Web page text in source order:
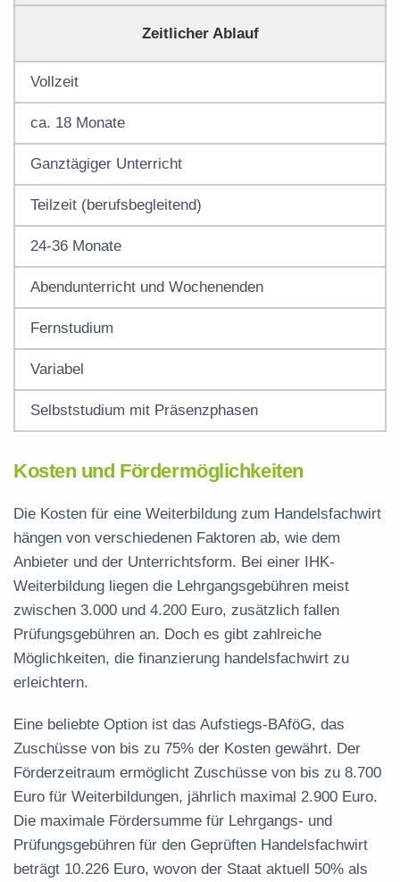
Zeitlicher Ablauf
Vollzeit
ca. 18 Monate
Ganztägiger Unterricht
Teilzeit (berufsbegleitend)
24-36 Monate
Abendunterricht und Wochenenden
Fernstudium
Variabel
Selbststudium mit Präsenzphasen
Kosten und Fördermöglichkeiten
Die Kosten für eine Weiterbildung zum Handelsfachwirt
hängen von verschiedenen Faktoren ab, wie dem
Anbieter und der Unterrichtsform. Bei einer IHK-
Weiterbildung liegen die Lehrgangsgebühren meist
zwischen 3.000 und 4.200 Euro, zusätzlich fallen
Prüfungsgebühren an. Doch es gibt zahlreiche
Möglichkeiten, die finanzierung handelsfachwirt zu
erleichtern.
Eine beliebte Option ist das Aufstiegs-BAföG, das
Zuschüsse von bis zu 75% der Kosten gewährt. Der
Förderzeitraum ermöglicht Zuschüsse von bis zu 8.700
Euro für Weiterbildungen, jährlich maximal 2.900 Euro.
Die maximale Fördersumme für Lehrgangs- und
Prüfungsgebühren für den Geprüften Handelsfachwirt
beträgt 10.226 Euro, wovon der Staat aktuell 50% als